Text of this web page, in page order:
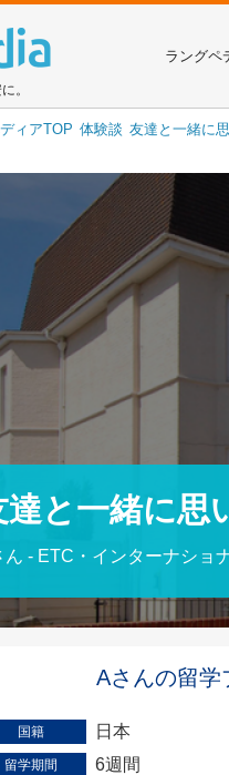
。
ラングペ
ィアTOP 体験談 友達と一緒に
達と一緒に思
ん - ETC・インターナショ
Aさんの留学
国籍 日本
留学期間 6週間